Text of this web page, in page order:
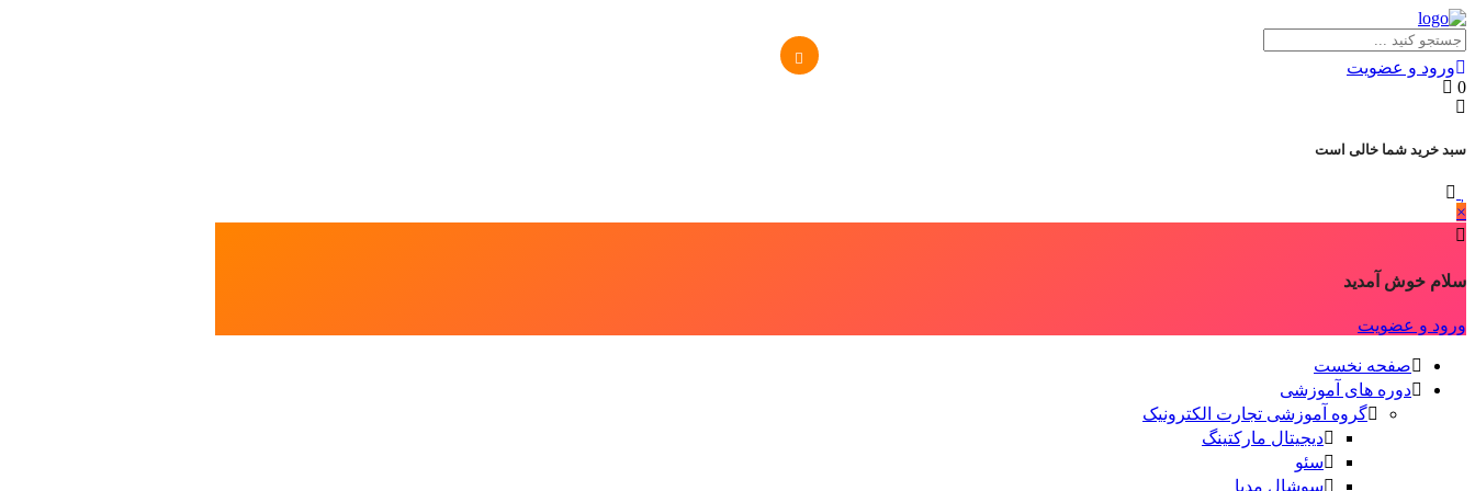
ورود و عضویت
0
سبد خرید شما خالی است
×
سلام خوش آمدید
ورود و عضویت
صفحه نخست
دوره های آموزشی
گروه آموزشی تجارت الکترونیک
دیجیتال مارکتینگ
سئو
سوشال مدیا